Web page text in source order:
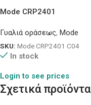
Mode CRP2401
Γυαλιά οράσεως, Mode
SKU: Mode CRP2401 C04
In stock
Login to see prices
Σχετικά προϊόντα